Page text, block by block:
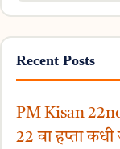
Recent Posts
PM Kisan
22 वा हप्ता कधी